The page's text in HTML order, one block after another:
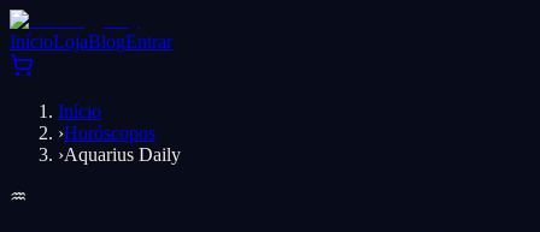
InícioLojaBlogEntrar
Início
›Horóscopos
›Aquarius Daily
♒